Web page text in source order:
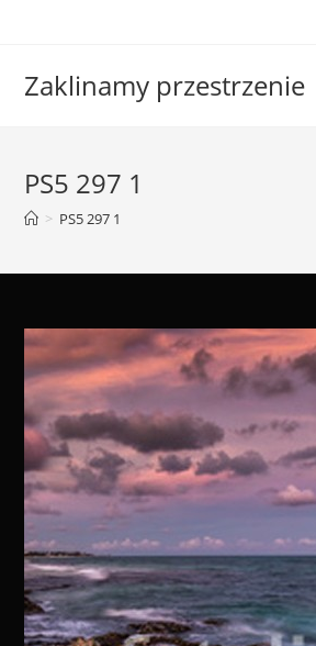
Zaklinamy przestrzenie
PS5 297 1
> PS5 297 1